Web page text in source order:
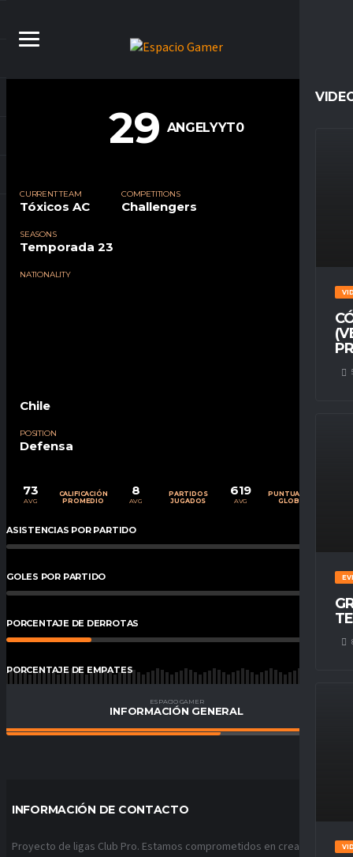
29 ANGELYYT0
CURRENT TEAM
Tóxicos AC
COMPETITIONS
Challengers
SEASONS
Temporada 23
NATIONALITY
Chile
POSITION
Defensa
73
AVG
CALIFICACIÓN
PROMEDIO
8
AVG
PARTIDOS
JUGADOS
619
AVG
PUNTUACIÓN
GLOBAL
ASISTENCIAS POR PARTIDO
GOLES POR PARTIDO %
PORCENTAJE DE DERROTAS %
PORCENTAJE DE EMPATES
PORCENTAJE DE VICTORIAS
ESPACIO GAMER
INFORMACIÓN GENERAL
INFORMACIÓN DE CONTACTO
Proyecto de ligas Club Pro. Estamos comprometidos en crear ligas